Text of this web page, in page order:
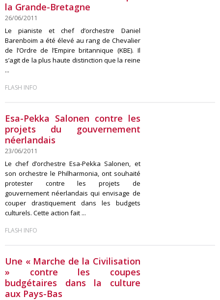
la Grande-Bretagne
26/06/2011
Le pianiste et chef d’orchestre Daniel
Barenboim a été élevé au rang de Chevalier
de l’Ordre de l’Empire britannique (KBE). Il
s’agit de la plus haute distinction que la reine
...
FLASH INFO
Esa-Pekka Salonen contre les
projets du gouvernement
néerlandais
23/06/2011
Le chef d’orchestre Esa-Pekka Salonen, et
son orchestre le Philharmonia, ont souhaité
protester contre les projets de
gouvernement néerlandais qui envisage de
couper drastiquement dans les budgets
culturels. Cette action fait ...
FLASH INFO
Une « Marche de la Civilisation
» contre les coupes
budgétaires dans la culture
aux Pays-Bas